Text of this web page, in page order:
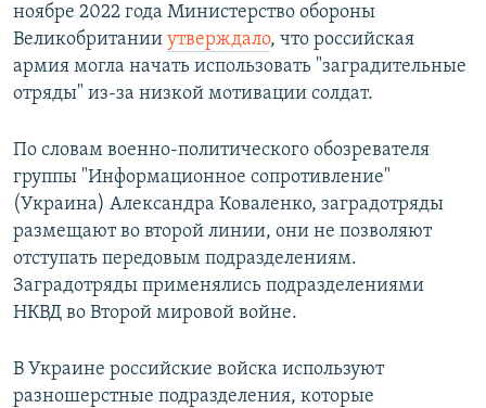
ноябре 2022 года Министерство обороны
Великобритании утверждало, что российская
армия могла начать использовать "заградительные
отряды" из-за низкой мотивации солдат.
По словам военно-политического обозревателя
группы "Информационное сопротивление"
(Украина) Александра Коваленко, заградотряды
размещают во второй линии, они не позволяют
отступать передовым подразделениям.
Заградотряды применялись подразделениями
НКВД во Второй мировой войне.
В Украине российские войска используют
разношерстные подразделения, которые